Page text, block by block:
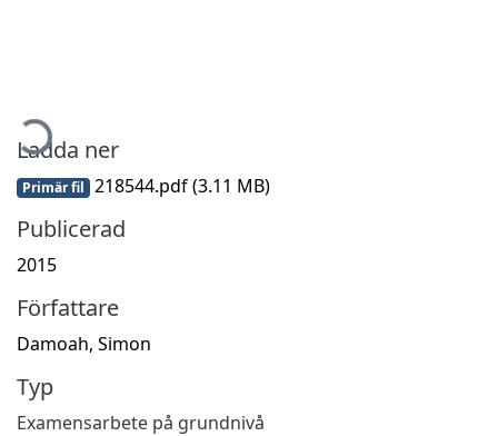
Ladda ner
Primär fil 218544.pdf(3.11 MB)
Publicerad
2015
Författare
Damoah, Simon
Typ
Examensarbete på grundnivå